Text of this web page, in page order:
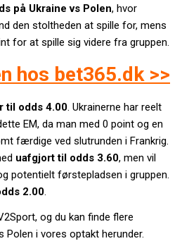
på Ukraine vs Polen, hvor
den stoltheden at spille for, mens
for at spille sig videre fra gruppen.
hos bet365.dk >>
til odds 4.00. Ukrainerne har reelt
EM, da man med 0 point og en
færdige ved slutrunden i Frankrig.
uafgjort til odds 3.60, men vil
potentielt førstepladsen i gruppen.
2.00.
og du kan finde flere
Polen i vores optakt herunder.